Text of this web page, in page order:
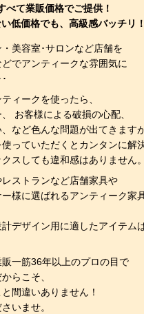
べて業販価格でご提供！
低価格でも、高級感バッチリ！
美容室･サロンなど店舗を
でアンティークな雰囲気に
ィークを使ったら、
お客様による破損の心配、
など色んな問題が出てきます
っていただくと カンタンに解
スしても違和感はありません。
ストランなど店舗家具や
様に選ばれるアンティーク家
デザイン用に適したアイテム
一筋36年以上のプロの目で
らこそ、
間違いありません！
いませ。